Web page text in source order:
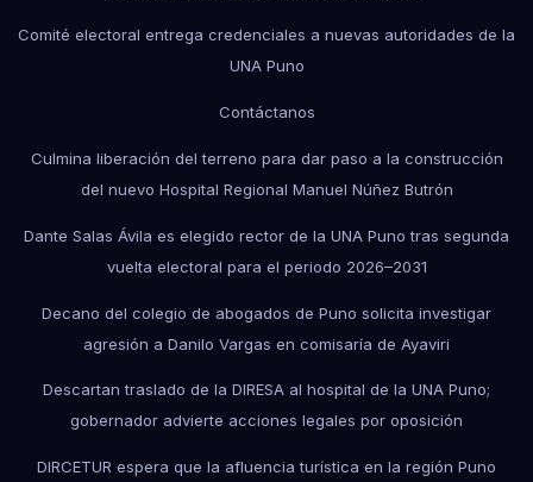
Comité electoral entrega credenciales a nuevas autoridades de la
UNA Puno
Contáctanos
Culmina liberación del terreno para dar paso a la construcción
del nuevo Hospital Regional Manuel Núñez Butrón
Dante Salas Ávila es elegido rector de la UNA Puno tras segunda
vuelta electoral para el periodo 2026–2031
Decano del colegio de abogados de Puno solicita investigar
agresión a Danilo Vargas en comisaría de Ayaviri
Descartan traslado de la DIRESA al hospital de la UNA Puno;
gobernador advierte acciones legales por oposición
DIRCETUR espera que la afluencia turística en la región Puno